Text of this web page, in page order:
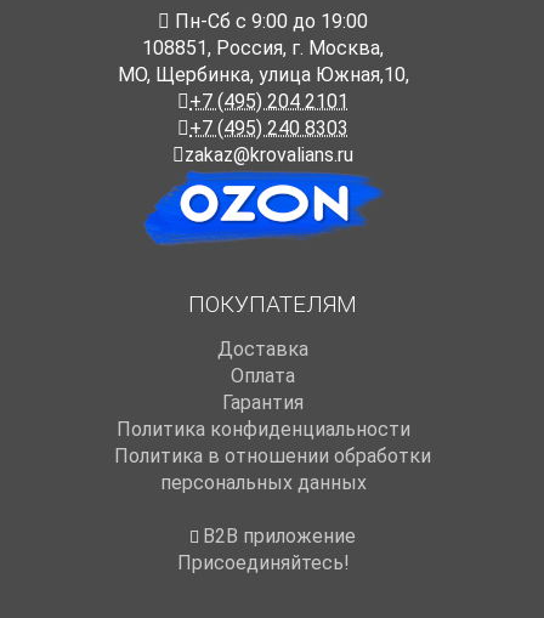
Пн-Cб с 9:00 до 19:00
108851, Россия, г. Москва,
МО, Щербинка, улица Южная,10,
+7 (495) 204 2101
+7 (495) 240 8303
zakaz@krovalians.ru
ПОКУПАТЕЛЯМ
Доставка
Оплата
Гарантия
Политика конфиденциальности
Политика в отношении обработки
персональных данных
B2B приложение
Присоединяйтесь!